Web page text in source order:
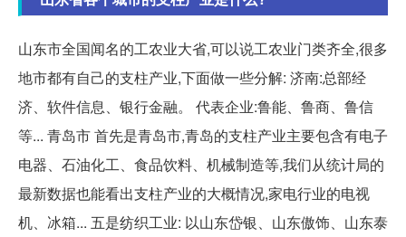
山东市全国闻名的工农业大省,可以说工农业门类齐全,很多
地市都有自己的支柱产业,下面做一些分解: 济南:总部经
济、软件信息、银行金融。 代表企业:鲁能、鲁商、鲁信
等... 青岛市 首先是青岛市,青岛的支柱产业主要包含有电子
电器、石油化工、食品饮料、机械制造等,我们从统计局的
最新数据也能看出支柱产业的大概情况,家电行业的电视
机、冰箱... 五是纺织工业: 以山东岱银、山东傲饰、山东泰